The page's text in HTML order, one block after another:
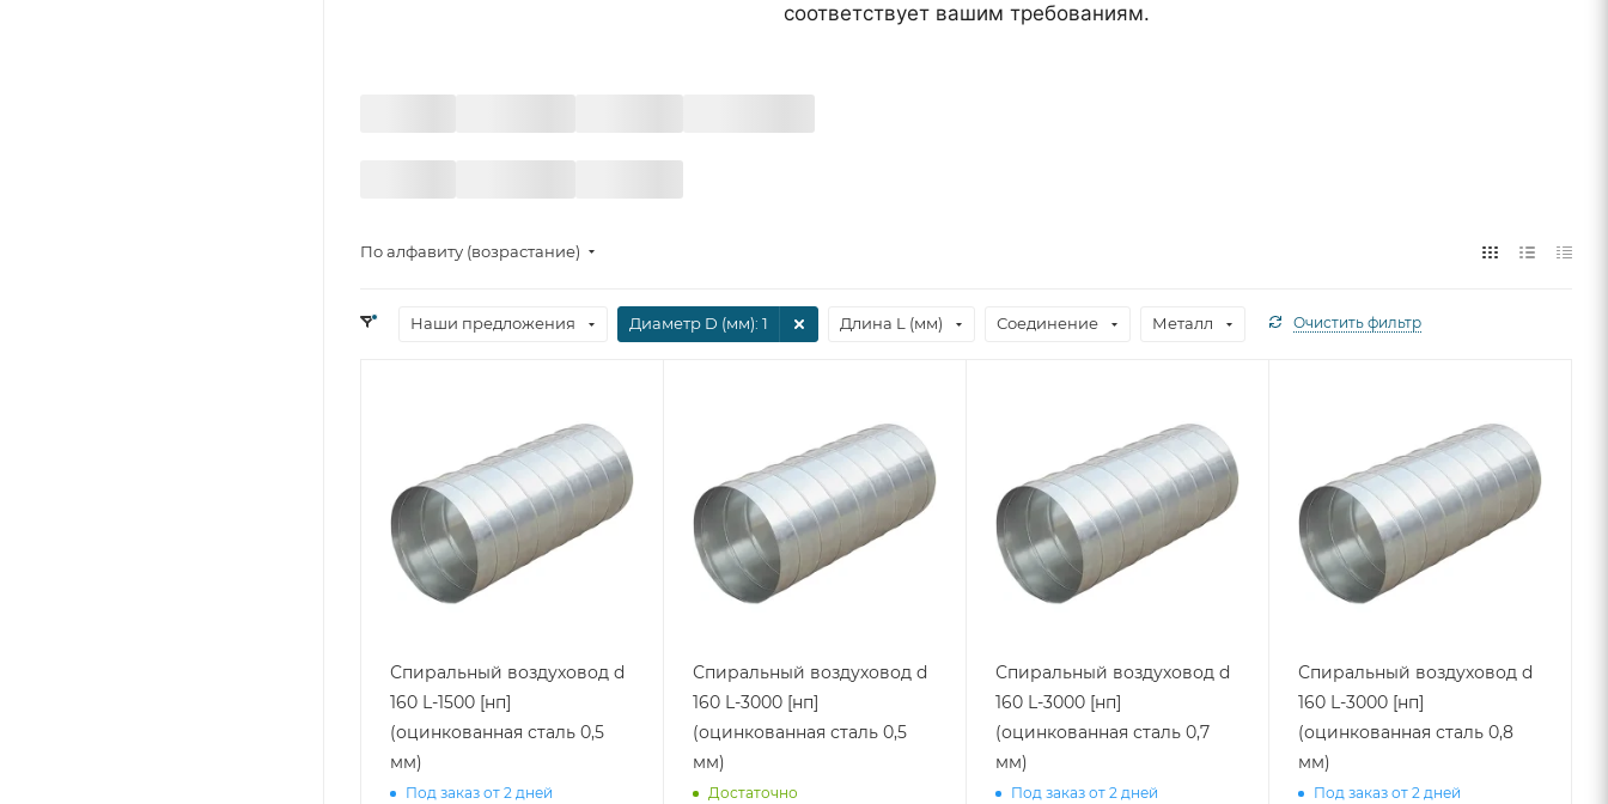
соответствует вашим требованиям.
По алфавиту (возрастание)
Наши предложения Диаметр D (мм): 1 Длина L (мм) Соединение Металл Очистить фильтр
Спиральный воздуховод d
160 L-1500 [нп]
(оцинкованная сталь 0,5
мм)
Под заказ от 2 дней
Спиральный воздуховод d
160 L-3000 [нп]
(оцинкованная сталь 0,5
мм)
Достаточно
Спиральный воздуховод d
160 L-3000 [нп]
(оцинкованная сталь 0,7
мм)
Под заказ от 2 дней
Спиральный воздуховод d
160 L-3000 [нп]
(оцинкованная сталь 0,8
мм)
Под заказ от 2 дней